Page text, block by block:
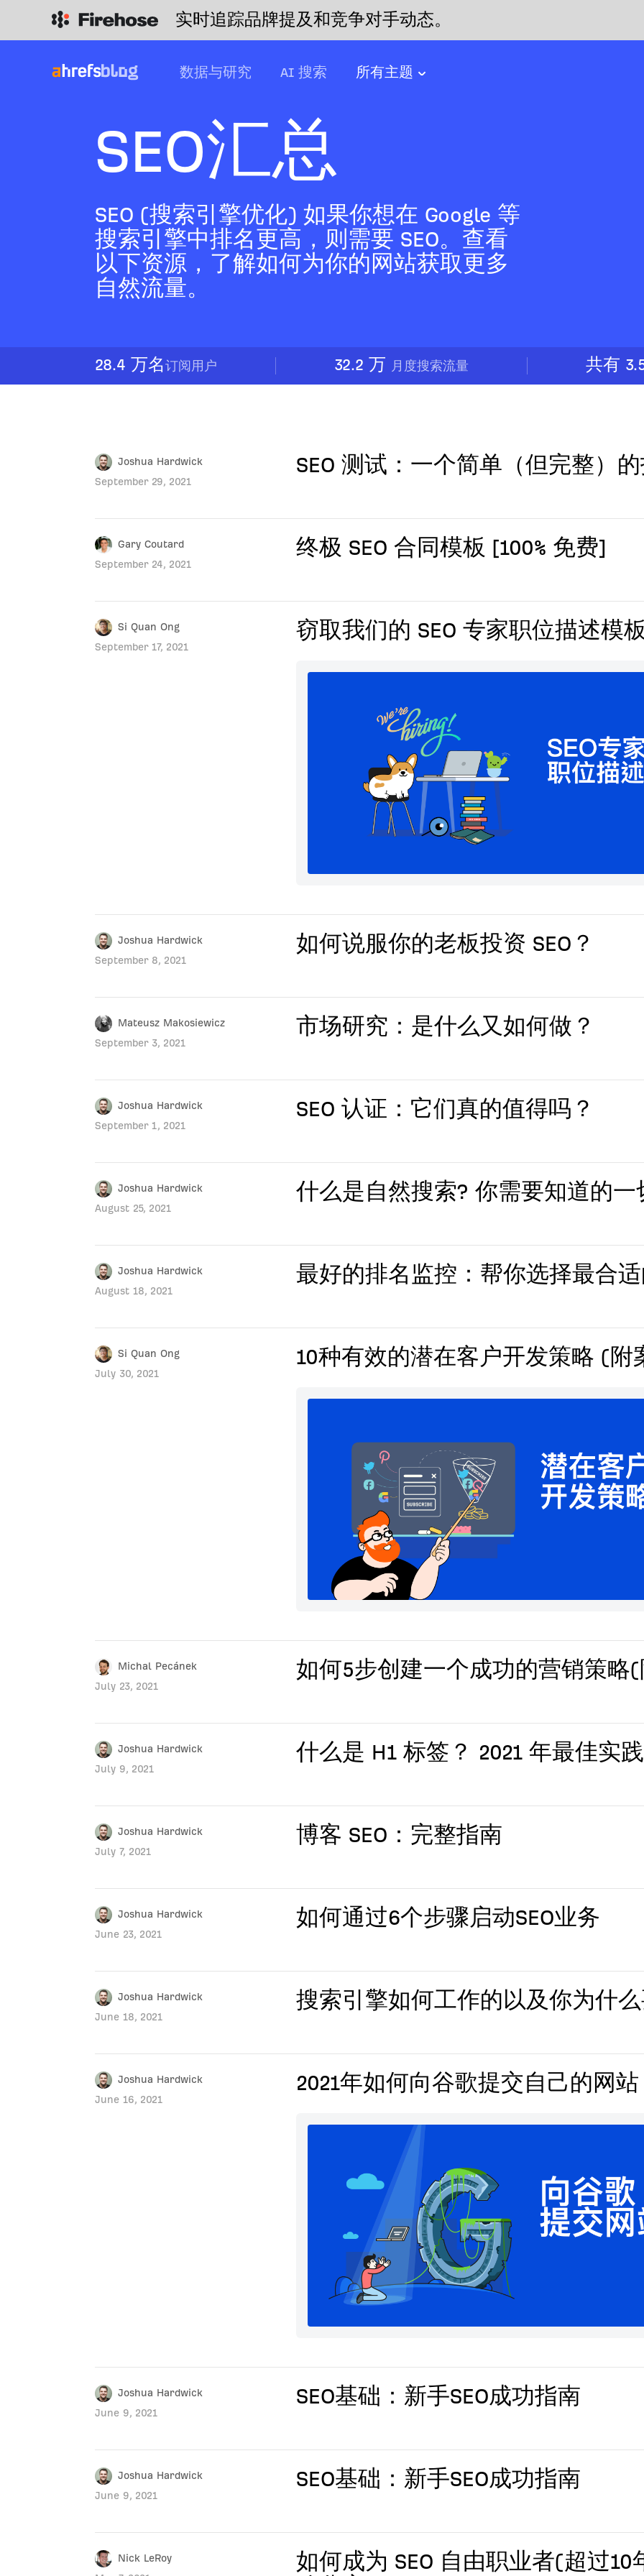
实时追踪品牌提及和竞争对手动态。
数据与研究 AI 搜索 所有主题
SEO汇总
SEO (搜索引擎优化) 如果你想在 Google 等
搜索引擎中排名更高，则需要 SEO。查看
以下资源，了解如何为你的网站获取更多
自然流量。
28.4 万名订阅用户 32.2 万 月度搜索流量 共有
Joshua Hardwick
September 29, 2021
SEO 测试：一个简单（但完整）
Gary Coutard
September 24, 2021
终极 SEO 合同模板 [100% 免费]
Si Quan Ong
September 17, 2021
窃取我们的 SEO 专家职位描述模
Joshua Hardwick
September 8, 2021
如何说服你的老板投资 SEO？
Mateusz Makosiewicz
September 3, 2021
市场研究：是什么又如何做？
Joshua Hardwick
September 1, 2021
SEO 认证：它们真的值得吗？
Joshua Hardwick
August 25, 2021
什么是自然搜索? 你需要知道的一
Joshua Hardwick
August 18, 2021
最好的排名监控：帮你选择最合
Si Quan Ong
July 30, 2021
10种有效的潜在客户开发策略 (附
Michal Pecánek
July 23, 2021
如何5步创建一个成功的营销策略
Joshua Hardwick
July 9, 2021
什么是 H1 标签？ 2021 年最佳实践
Joshua Hardwick
July 7, 2021
博客 SEO：完整指南
Joshua Hardwick
June 23, 2021
如何通过6个步骤启动SEO业务
Joshua Hardwick
June 18, 2021
搜索引擎如何工作的以及你为什
Joshua Hardwick
June 16, 2021
2021年如何向谷歌提交自己的网站
Joshua Hardwick
June 9, 2021
SEO基础：新手SEO成功指南
Joshua Hardwick
June 9, 2021
SEO基础：新手SEO成功指南
Nick LeRoy
如何成为 SEO 自由职业者(超过10